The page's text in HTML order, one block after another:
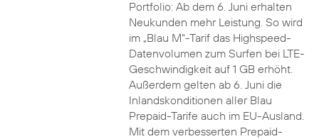
Portfolio: Ab dem 6. Juni erhalten
Neukunden mehr Leistung. So wird
im „Blau M“-Tarif das Highspeed-
Datenvolumen zum Surfen bei LTE-
Geschwindigkeit auf 1 GB erhöht.
Außerdem gelten ab 6. Juni die
Inlandskonditionen aller Blau
Prepaid-Tarife auch im EU-Ausland.
Mit dem verbesserten Prepaid-